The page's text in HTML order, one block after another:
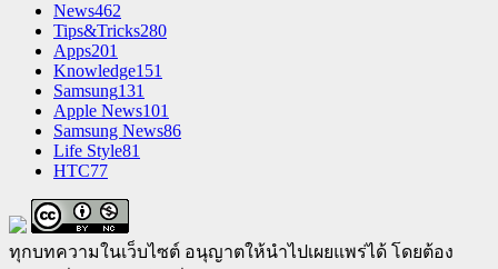
News462
Tips&Tricks280
Apps201
Knowledge151
Samsung131
Apple News101
Samsung News86
Life Style81
HTC77
ทุกบทความในเว็บไซต์ อนุญาตให้นำไปเผยแพร่ได้ โดยต้อง